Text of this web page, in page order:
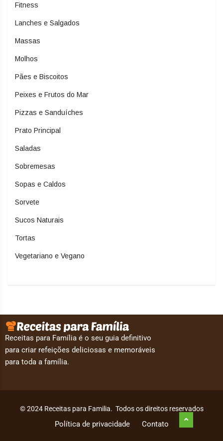
Fitness
Lanches e Salgados
Massas
Molhos
Pães e Biscoitos
Peixes e Frutos do Mar
Pizzas e Sanduíches
Prato Principal
Saladas
Sobremesas
Sopas e Caldos
Sorvete
Sucos Naturais
Tortas
Vegetariano e Vegano
Receitas para Família é o seu guia definitivo
para criar refeições deliciosas e memoráveis
para toda a família.
© 2024 Receitas para Familia. Todos os direitos reservados
Política de privacidade Contato